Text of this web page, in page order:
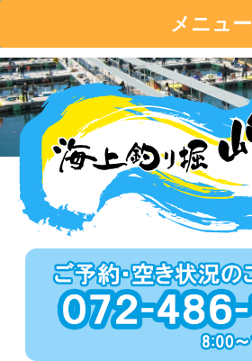
メニュー
コ
ン
テ
ン